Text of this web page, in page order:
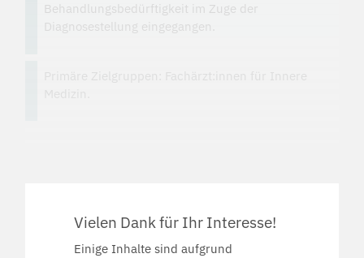
Behandlungsbedürftigkeit im Zuge der
Diagnosestellung eingegangen.
Vielen Dank für Ihr Interesse!
Einige Inhalte sind aufgrund